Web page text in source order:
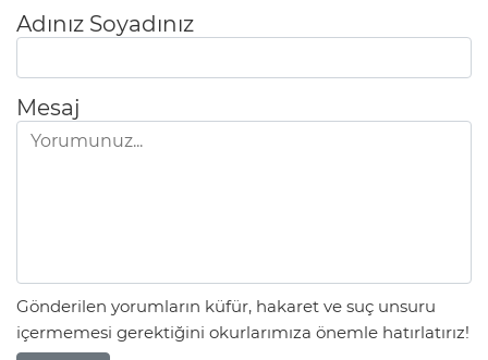
Adınız Soyadınız
Mesaj
Gönderilen yorumların küfür, hakaret ve suç unsuru
içermemesi gerektiğini okurlarımıza önemle hatırlatırız!